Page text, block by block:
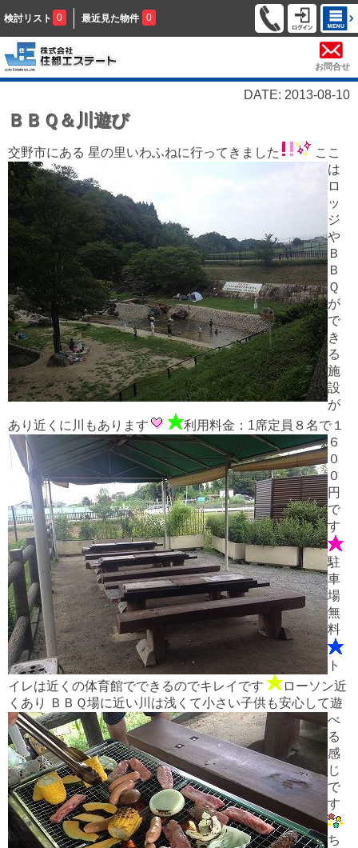
検討リスト 0 最近見た物件 0
お問合せ
DATE: 2013-08-10
ＢＢＱ＆川遊び
交野市にある 星の里いわふねに行ってきました
ここ
は
ロ
ッ
ジ
や
Ｂ
Ｂ
Ｑ
が
で
き
る
施
設
が
あり近くに川もあります
利用料金：1席定員８名で１
６
０
０
円
で
す
駐
車
場
無
料
ト
イレは近くの体育館でできるのでキレイです
ローソン近
くあり
ＢＢＱ場に近い川は浅くて小さい子供も安心して遊
べ
る
感
じ
で
す
ち